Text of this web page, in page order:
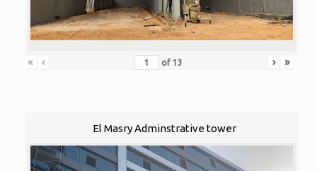
« ‹ of 13 › »
El Masry Adminstrative tower